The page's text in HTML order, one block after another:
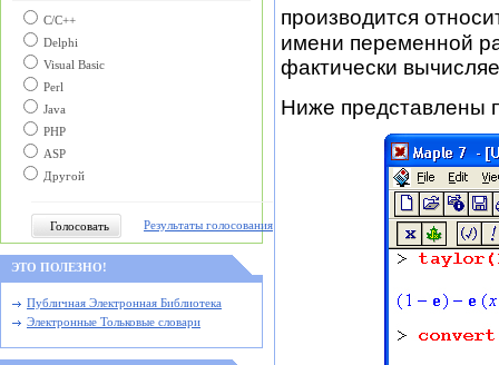
С/C++
Delphi
Visual Basic
Perl
Java
PHP
ASP
Другой
Результаты голосования
ЭТО ПОЛЕЗНО!
Публичная Электронная Библиотека
Электронные Тольковые словари
производится
имени переменной
фактически
Ниже представлены